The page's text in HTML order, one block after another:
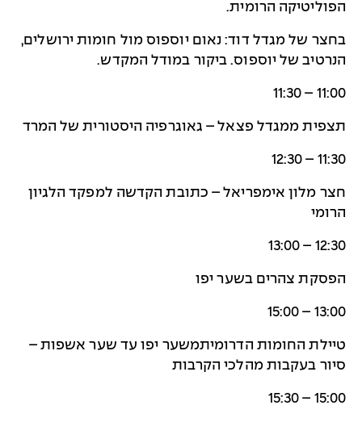
הפוליטיקה הרומית.
בחצר של מגדל דוד: נאום יוספוס מול חומות ירושלים,
הנרטיב של יוספוס. ביקור במודל המקדש.
11:00 – 11:30
תצפית ממגדל פצאל – גאוגרפיה היסטורית של המרד
11:30 – 12:30
חצר מלון אימפריאל – כתובת הקדשה למפקד הלגיון
הרומי
12:30 – 13:00
הפסקת צהרים בשער יפו
13:00 – 15:00
טיילת החומות הדרומיתמשער יפו עד שער אשפות –
סיור בעקבות מהלכי הקרבות
15:00 – 15:30